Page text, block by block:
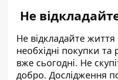
Не
Не відкладайте життя
необхідні покупки та
вже сьогодні. Не
добро. Дослідження